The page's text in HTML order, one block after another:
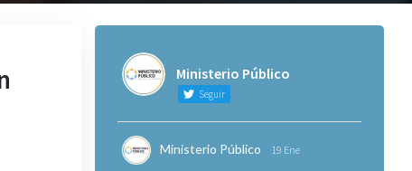
Ministerio Público
Seguir
Ministerio Público 19 Ene